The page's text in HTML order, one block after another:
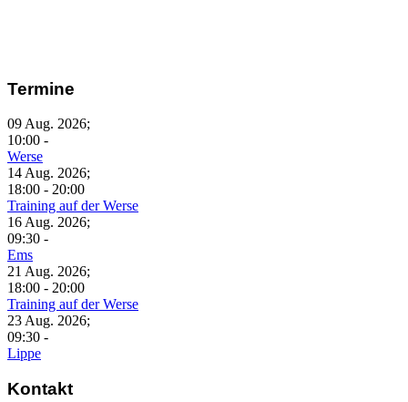
Termine
09 Aug. 2026;
10:00 -
Werse
14 Aug. 2026;
18:00 - 20:00
Training auf der Werse
16 Aug. 2026;
09:30 -
Ems
21 Aug. 2026;
18:00 - 20:00
Training auf der Werse
23 Aug. 2026;
09:30 -
Lippe
Kontakt